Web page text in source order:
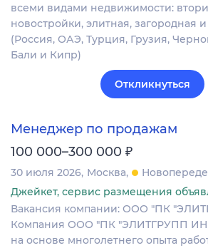
всеми видами недвижимости:
новостройки, элитная, загородная
(Россия, ОАЭ, Турция, Грузия,
Бали и Кипр)
Откликнуться
Менеджер по продажам
100 000–300 000 ₽
30 июля 2026 Москва
Джейкет, сервис размещения
Вакансия компании: ООО "ПК
Компания ООО "ПК "ЭЛИТГРУПП
на основе многолетнего опыта